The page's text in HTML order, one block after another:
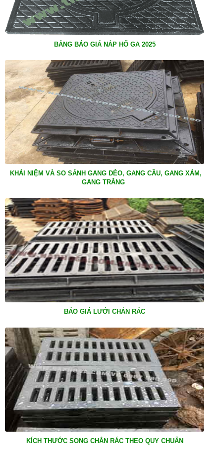
BẢNG BÁO GIÁ NẮP HỐ GA 2025
KHÁI NIỆM VÀ SO SÁNH GANG DẺO, GANG CẦU, GANG XÁM,
GANG TRẮNG
BÁO GIÁ LƯỚI CHẮN RÁC
KÍCH THƯỚC SONG CHẮN RÁC THEO QUY CHUẨN